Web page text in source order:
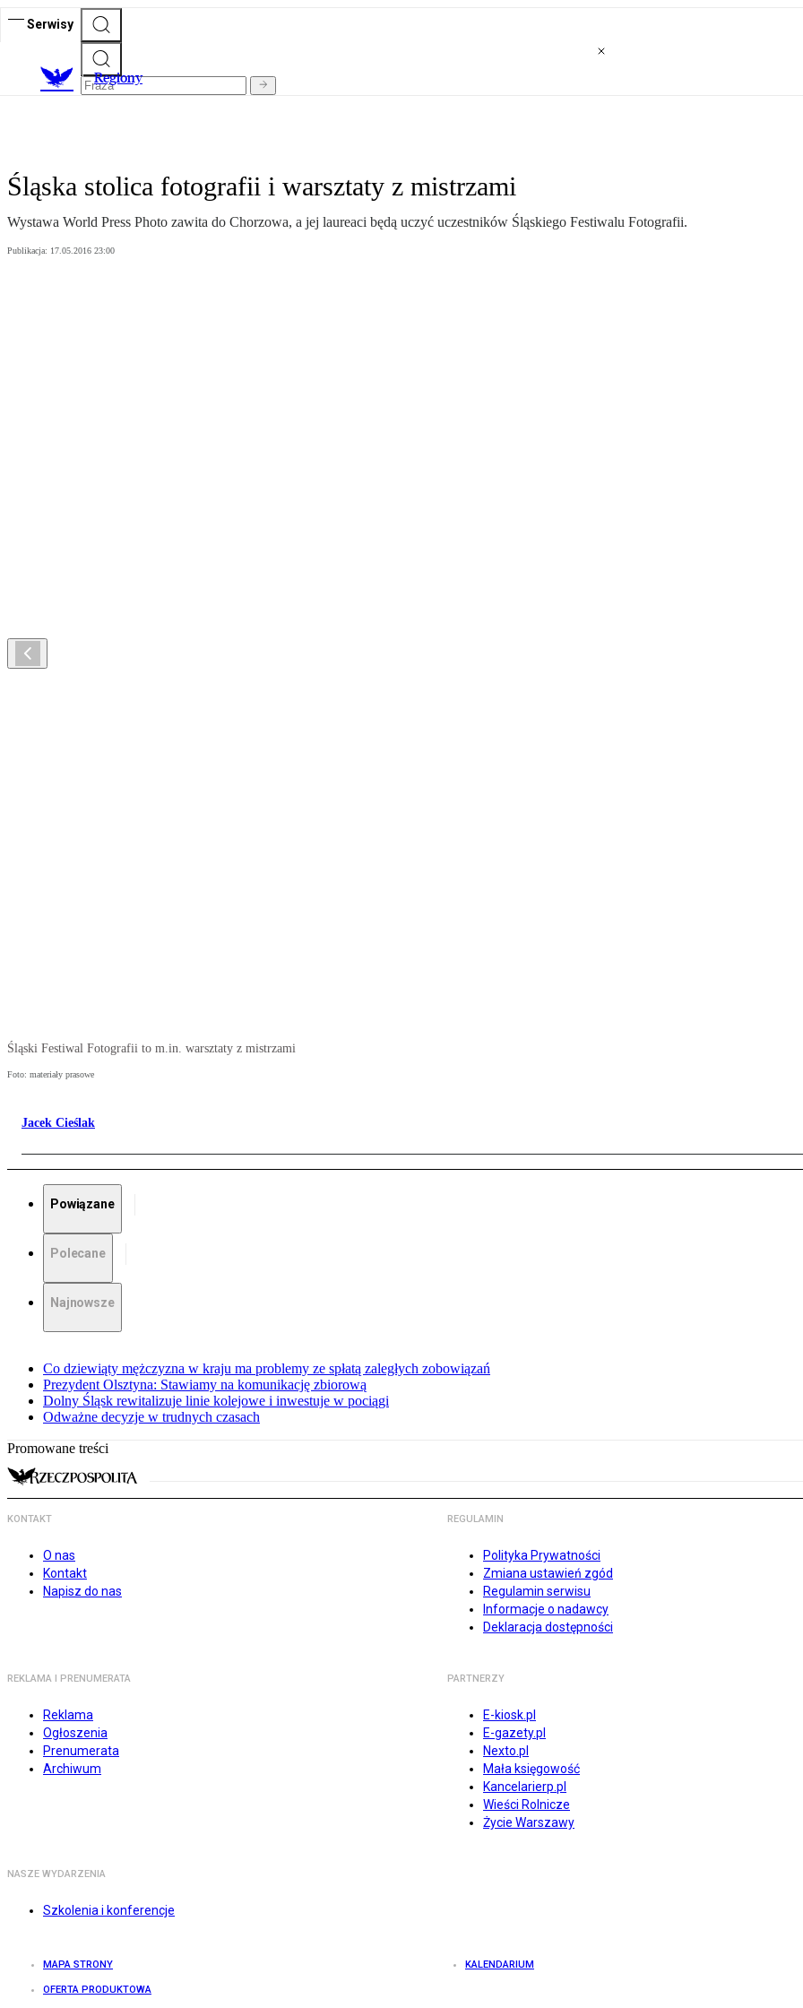
Serwisy
Regiony
Śląska stolica fotografii i warsztaty z mistrzami
Wystawa World Press Photo zawita do Chorzowa, a jej laureaci będą uczyć uczestników Śląskiego Festiwalu Fotografii.
Publikacja: 17.05.2016 23:00
Śląski Festiwal Fotografii to m.in. warsztaty z mistrzami
Foto: materiały prasowe
Jacek Cieślak
Powiązane
Polecane
Najnowsze
Co dziewiąty mężczyzna w kraju ma problemy ze spłatą zaległych zobowiązań
Prezydent Olsztyna: Stawiamy na komunikację zbiorową
Dolny Śląsk rewitalizuje linie kolejowe i inwestuje w pociągi
Odważne decyzje w trudnych czasach
Promowane treści
KONTAKT
O nas
Kontakt
Napisz do nas
REGULAMIN
Polityka Prywatności
Zmiana ustawień zgód
Regulamin serwisu
Informacje o nadawcy
Deklaracja dostępności
REKLAMA I PRENUMERATA
Reklama
Ogłoszenia
Prenumerata
Archiwum
PARTNERZY
E-kiosk.pl
E-gazety.pl
Nexto.pl
Mała księgowość
Kancelarierp.pl
Wieści Rolnicze
Życie Warszawy
NASZE WYDARZENIA
Szkolenia i konferencje
MAPA STRONY KALENDARIUM
OFERTA PRODUKTOWA